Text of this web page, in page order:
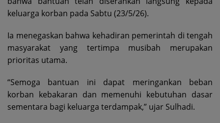
keluarga korban pada Sabtu (23/5/26).
Ia menegaskan bahwa kehadiran pemerintah di tengah
masyarakat yang tertimpa musibah merupakan
prioritas utama.
“Semoga bantuan ini dapat meringankan beban
korban kebakaran dan memenuhi kebutuhan dasar
sementara bagi keluarga terdampak,” ujar Sulhadi.